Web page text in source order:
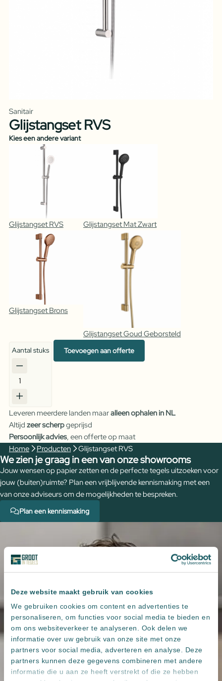
Deze website maakt gebruik van cookies
We gebruiken cookies om content en advertenties te
personaliseren, om functies voor social media te bieden en
om ons websiteverkeer te analyseren. Ook delen we
informatie over uw gebruik van onze site met onze
partners voor social media, adverteren en analyse. Deze
partners kunnen deze gegevens combineren met andere
informatie die u aan ze heeft verstrekt of die ze hebben
Sanitair
Glijstangset RVS
Kies een andere variant
Glijstangset RVS Glijstangset Mat Zwart
Glijstangset Brons
Glijstangset Goud Geborsteld
Glijstangset
RVS
Aantal stuks Toevoegen aan offerte
Leveren meerdere landen maaralleen ophalen in NL
Altijd zeer scherpgeprijsd
Persoonlijk advies, een offerte op maat
Home
Producten Glijstangset RVS
We zien je graag in een van onze showrooms
Jouw wensen op papier zetten en de perfecte tegels uitzoeken voor
jouw (buiten)ruimte? Plan een vrijblijvende kennismaking met een
van onze adviseurs om de mogelijkheden te bespreken.
Plan een kennismaking